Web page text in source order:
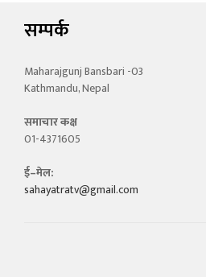
सम्पर्क
Maharajgunj Bansbari -03
Kathmandu, Nepal
समाचार कक्ष
01-4371605
ई–मेल:
sahayatratv@gmail.com